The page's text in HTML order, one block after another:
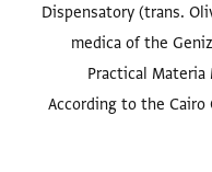
Dispensatory (trans.
medica of the
Practical
According to the Cairo